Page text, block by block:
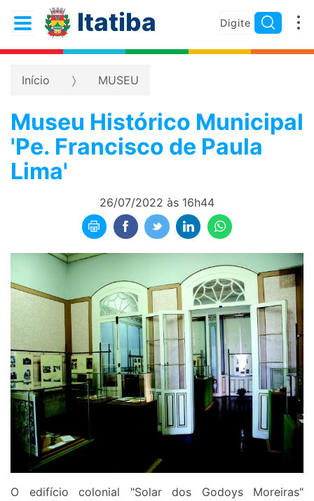
Itatiba
Início MUSEU
Museu Histórico Municipal
'Pe. Francisco de Paula
Lima'
26/07/2022 às 16h44
O edifício colonial "Solar dos Godoys Moreiras"